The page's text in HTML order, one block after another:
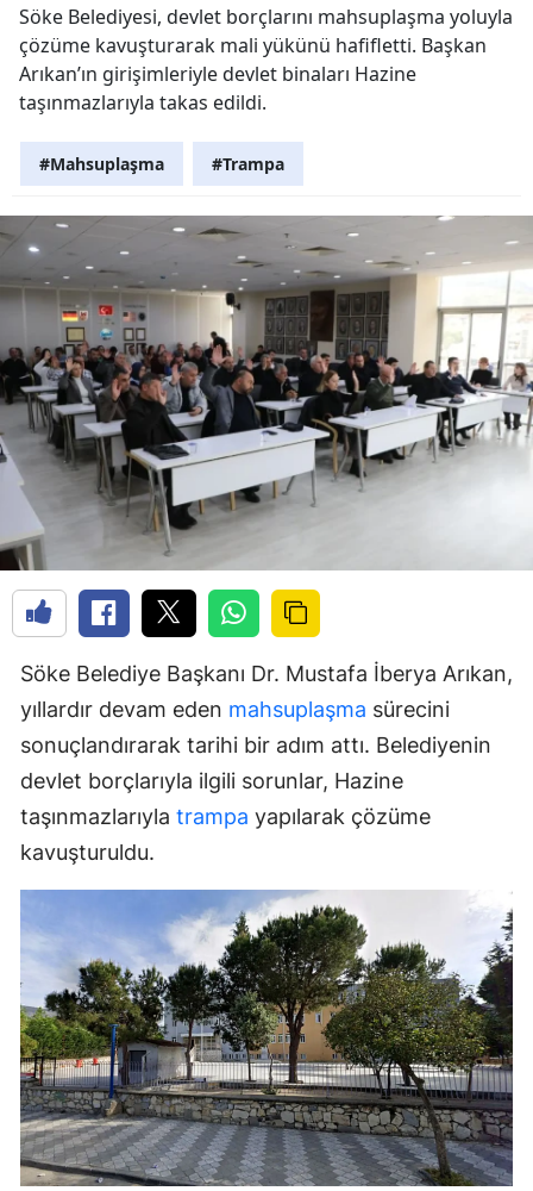
Söke Belediyesi, devlet borçlarını mahsuplaşma yoluyla
çözüme kavuşturarak mali yükünü hafifletti. Başkan
Arıkan’ın girişimleriyle devlet binaları Hazine
taşınmazlarıyla takas edildi.
#Mahsuplaşma #Trampa
Söke Belediye Başkanı Dr. Mustafa İberya Arıkan,
yıllardır devam eden mahsuplaşma sürecini
sonuçlandırarak tarihi bir adım attı. Belediyenin
devlet borçlarıyla ilgili sorunlar, Hazine
taşınmazlarıyla trampa yapılarak çözüme
kavuşturuldu.